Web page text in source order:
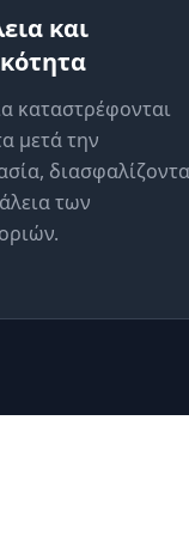
και
καταστρέφονται
μετά την
των